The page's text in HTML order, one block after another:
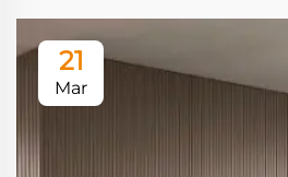
21
Mar